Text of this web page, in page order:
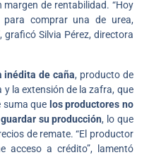
de rentabilidad. “Hoy
comprar una de urea,
graficó Silvia Pérez, directora
inédita de caña, producto de
la extensión de la zafra, que
suma que los productores no
su producción, lo que
de remate. “El productor
acceso a crédito”, lamentó